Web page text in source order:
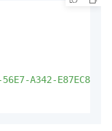
A342-